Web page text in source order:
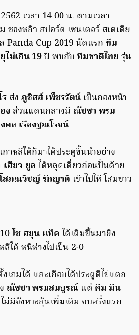
เวลา 14.00 น. ตามเวลา
ชองหลิว สปอร์ต เซนเตอร์ สเตเดีย
Panda Cup 2019 นัดแรก ทีม
ไม่เกิน 19 ปี พบกับ ทีมชาติไทย รุ่น
ส่ง ภูชิสส์ เพ็ชรรัตน์ เป็นกองหน้า
ง ส่วนแดนกลางมี ณัชชา พรม
คล เรืองฐณโรจน์
กาหลีใต้ก็มาได้ประตูขึ้นนำอย่าง
เฮียว ยูล ได้หลุดเดี่ยวก่อนปั่นด้วย
โสภณวิชญ์ รักญาติ เข้าไปให้ โสมขาว
โช ฮยุน แท็ค ได้เติมขึ้นมายิง
ลีใต้ หนีห่างไปเป็น 2-0
เกมได้ และเกือบได้ประตูตีไข่แตก
ณัชชา พรมสมบูรณ์ แต่ คิม มิน
ม่มีจังหวะลุ้นเพิ่มเติม จบครึ่งแรก